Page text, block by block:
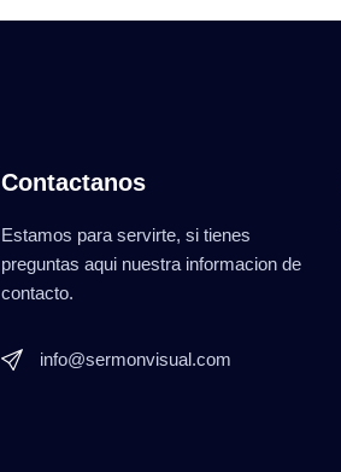
Contactanos
Estamos para servirte, si tienes
preguntas aqui nuestra informacion de
contacto.
info@sermonvisual.com